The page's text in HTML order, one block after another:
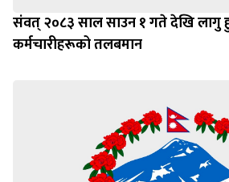
संवत् २०८३ साल साउन १ गते देखि लागु
कर्मचारीहरूको तलबमान